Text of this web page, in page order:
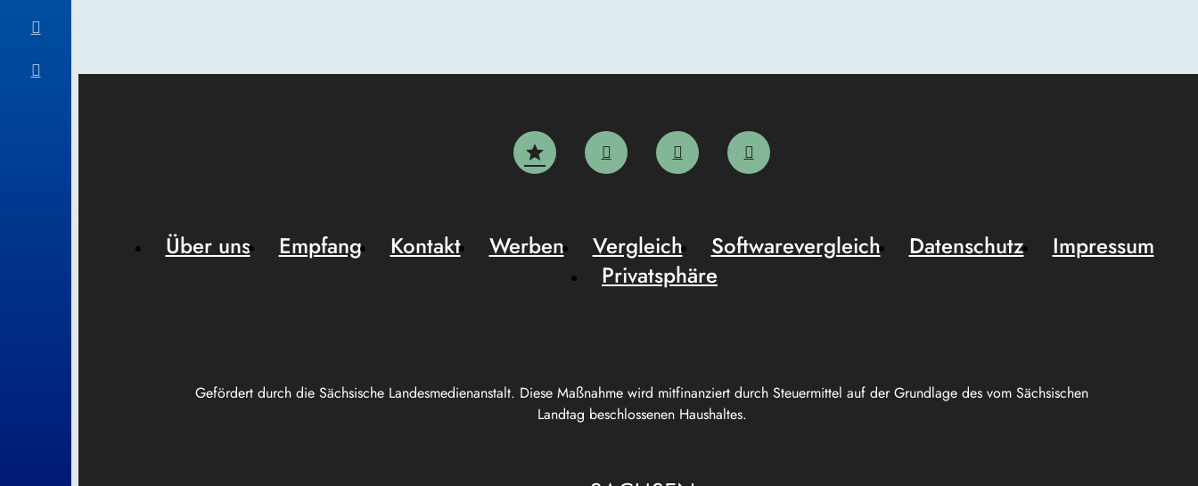
Gefördert durch die Sächsische Landesmedienanstalt. Diese Maßnahme wird mitfinanziert durch Steuermittel auf der Grundlage des vom Sächsischen
Landtag beschlossenen Haushaltes.
Über uns Empfang Kontakt Werben Vergleich Softwarevergleich Datenschutz
Impressum
Privatsphäre